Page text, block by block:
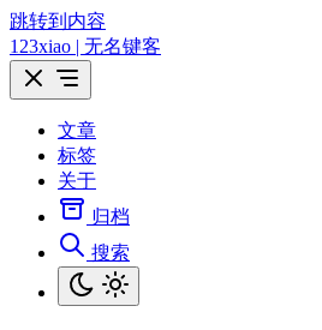
跳转到内容
123xiao | 无名键客
文章
标签
关于
归档
搜索